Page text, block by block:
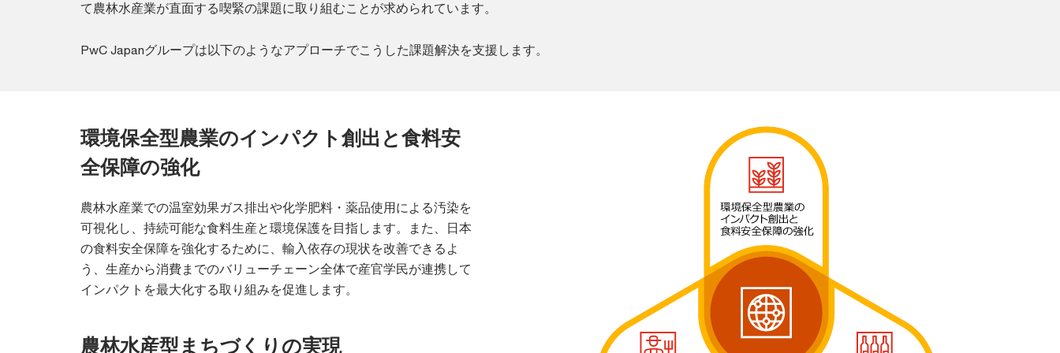
て農林水産業が直面する喫緊の課題に取り組むことが求められています。
PwC Japanグループは以下のようなアプローチでこうした課題解決を支援します。
環境保全型農業のインパクト創出と食料安
全保障の強化
農林水産業での温室効果ガス排出や化学肥料・薬品使用による汚染を
可視化し、持続可能な食料生産と環境保護を目指します。また、日本
の食料安全保障を強化するために、輸入依存の現状を改善できるよ
う、生産から消費までのバリューチェーン全体で産官学民が連携して
インパクトを最大化する取り組みを促進します。
農林水産型まちづくりの実現